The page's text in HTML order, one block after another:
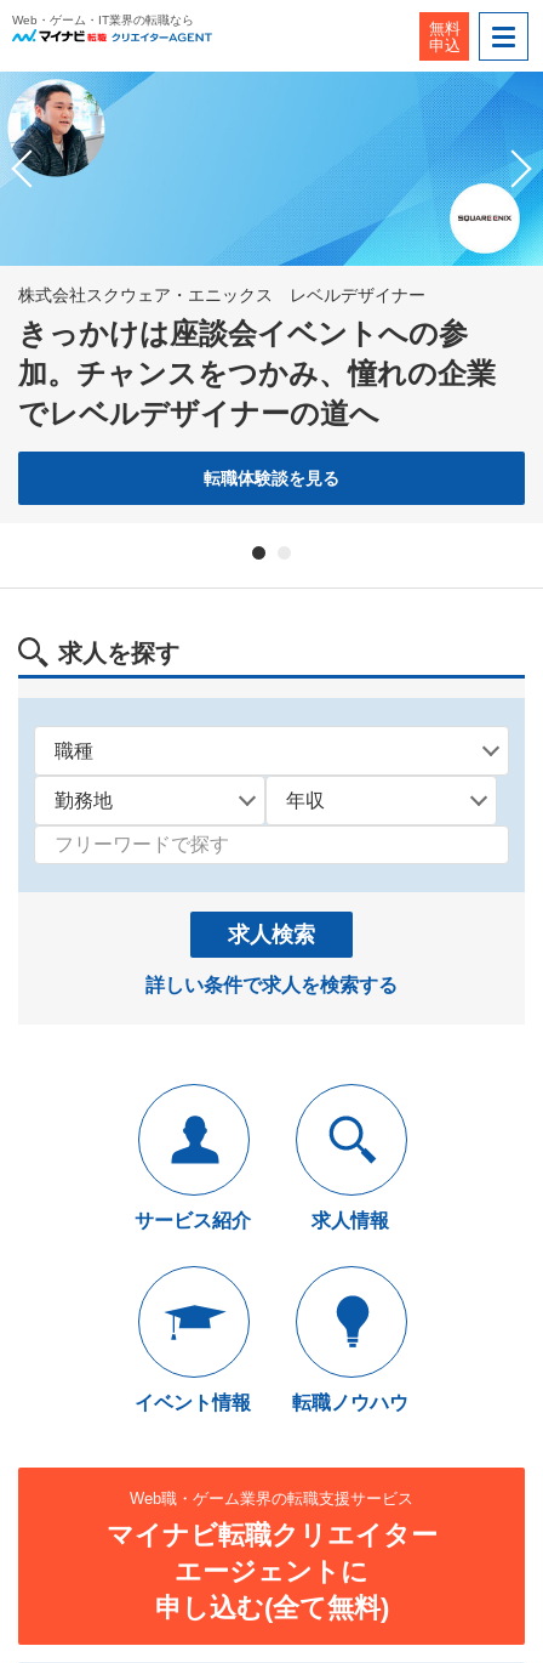
Web・ゲーム・IT業界の転職なら
無料
申込
株式会社スクウェア・エニックス レベルデザイナー
きっかけは座談会イベントへの参
加。チャンスをつかみ、憧れの企業
でレベルデザイナーの道へ
転職体験談を見る
求人を探す
求人検索
詳しい条件で求人を検索する
サービス紹介 求人情報
イベント情報 転職ノウハウ
Web職・ゲーム業界の転職支援サービス
マイナビ転職クリエイター
エージェントに
申し込む(全て無料)